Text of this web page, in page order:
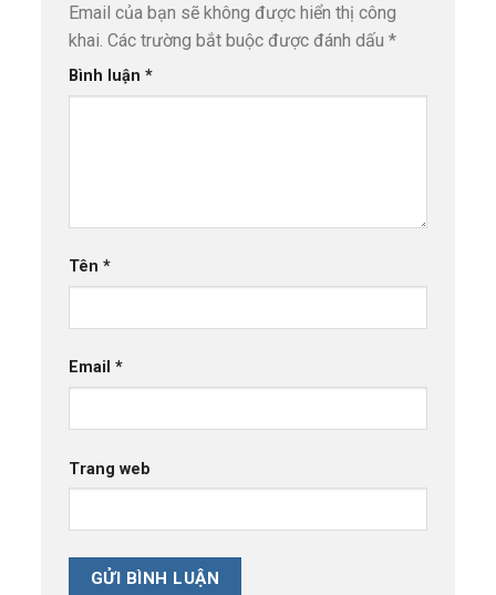
Email của bạn sẽ không được hiển thị công
khai. Các trường bắt buộc được đánh dấu*
Bình luận*
Tên*
Email*
Trang web